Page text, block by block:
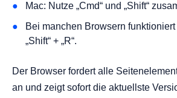
Mac: Nutze „Cmd“ und „Shift“
Bei manchen Browsern funktioniert
„Shift“ + „R“.
Der Browser fordert alle
an und zeigt sofort die aktuellste